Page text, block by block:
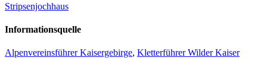
Stripsenjochhaus
Informationsquelle
Alpenvereinsführer Kaisergebirge, Kletterführer Wilder Kaiser